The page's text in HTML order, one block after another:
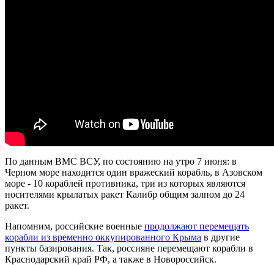
По данным ВМС ВСУ, по состоянию на утро 7 июня: в
Черном море находится один вражеский корабль, в Азовском
море - 10 кораблей противника, три из которых являются
носителями крылатых ракет Калибр общим залпом до 24
ракет.
Напомним, российские военные продолжают перемещать
корабли из временно оккупированного Крыма в другие
пункты базирования. Так, россияне перемещают корабли в
Краснодарский край РФ, а также в Новороссийск.